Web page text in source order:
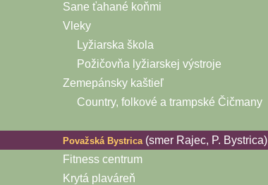
Sane ťahané koňmi
Vleky
Lyžiarska škola
Požičovňa lyžiarskej výstroje
Zemepánsky kaštieľ
Country, folkové a trampské Čičmany
Považská Bystrica (smer Rajec, P. Bystrica)
Fitness centrum
Krytá plaváreň